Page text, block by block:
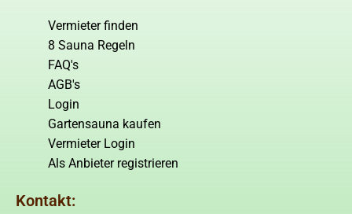
Vermieter finden
8 Sauna Regeln
FAQ's
AGB's
Login
Gartensauna kaufen
Vermieter Login
Als Anbieter registrieren
Kontakt: